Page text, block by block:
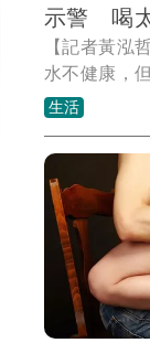
示警 喝
【記者黃泓
水不健康，
可以放心喝
表於《
然來自水果
康未必比較
風險增加有
生活